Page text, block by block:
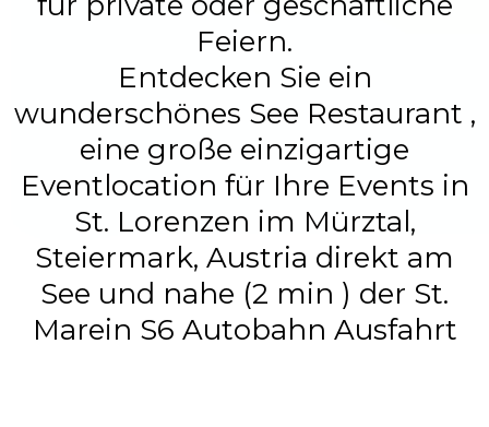
Feiern.
Entdecken Sie ein
wunderschönes See Restaurant ,
eine große einzigartige
Eventlocation für Ihre Events in
St. Lorenzen im Mürztal,
Steiermark, Austria direkt am
See und nahe (2 min ) der St.
Marein S6 Autobahn Ausfahrt